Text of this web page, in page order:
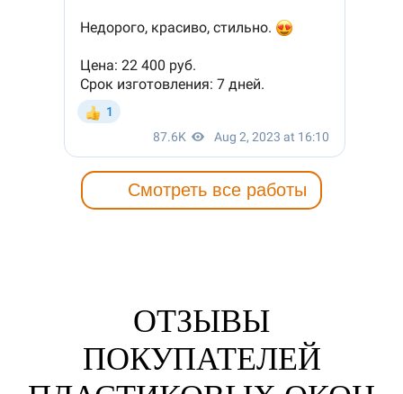
Смотреть все работы
ОТЗЫВЫ
ПОКУПАТЕЛЕЙ